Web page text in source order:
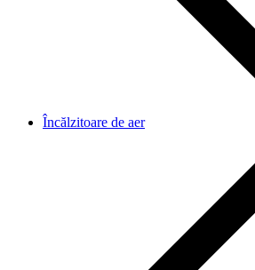
Încălzitoare de aer